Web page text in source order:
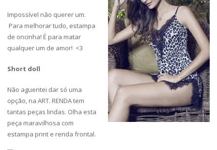
Impossível não querer um.
Para melhorar tudo, estampa
de oncinha! É para matar
qualquer um de amor! <3
Short doll
Não aguentei dar só uma
opção, na ART. RENDA tem
tantas peças lindas. Olha esta
peça maravilhosa com
estampa print e renda frontal.